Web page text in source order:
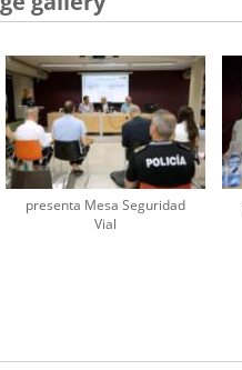
presenta Mesa Seguridad
Vial